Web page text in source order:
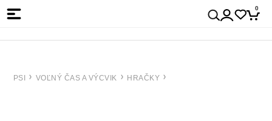
0
PSI VOĽNÝ ČAS A VÝCVIK HRAČKY